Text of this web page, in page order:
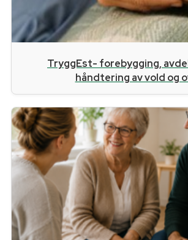
TryggEst- forebygging,
håndtering av vold og